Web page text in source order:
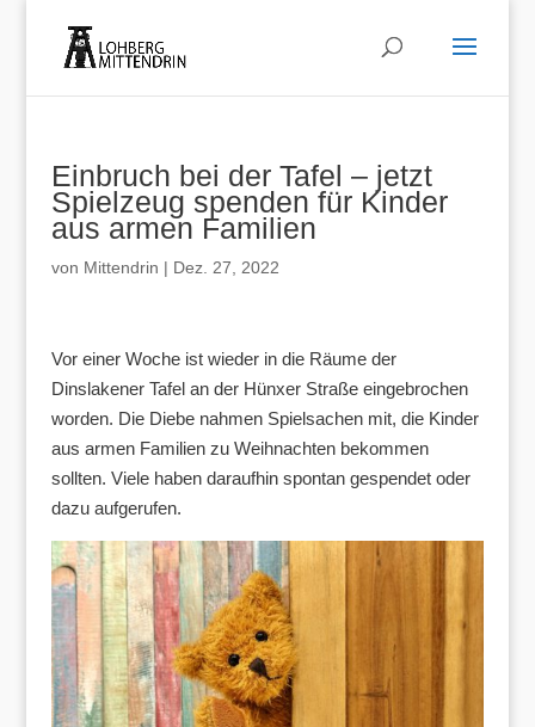
Einbruch bei der Tafel – jetzt
Spielzeug spenden für Kinder
aus armen Familien
von Mittendrin | Dez. 27, 2022
Vor einer Woche ist wieder in die Räume der
Dinslakener Tafel an der Hünxer Straße eingebrochen
worden. Die Diebe nahmen Spielsachen mit, die Kinder
aus armen Familien zu Weihnachten bekommen
sollten. Viele haben daraufhin spontan gespendet oder
dazu aufgerufen.